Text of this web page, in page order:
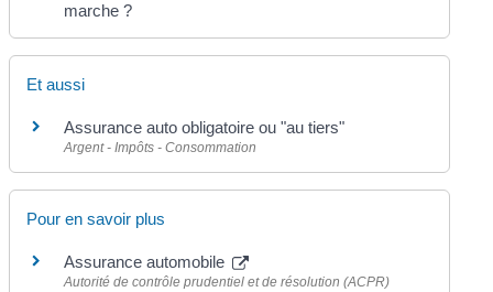
marche ?
Et aussi
Assurance auto obligatoire ou "au tiers"
Argent - Impôts - Consommation
Pour en savoir plus
Assurance automobile
Autorité de contrôle prudentiel et de résolution (ACPR)